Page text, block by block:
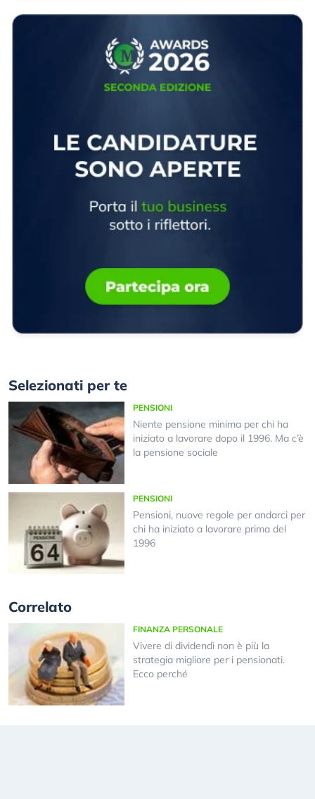
Selezionati per te
PENSIONI
Niente pensione minima per chi ha
iniziato a lavorare dopo il 1996. Ma c’è
la pensione sociale
PENSIONI
Pensioni, nuove regole per andarci per
chi ha iniziato a lavorare prima del
1996
Correlato
FINANZA PERSONALE
Vivere di dividendi non è più la
strategia migliore per i pensionati.
Ecco perché